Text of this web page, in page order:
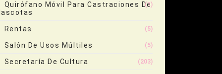
Quirófano Móvil Para Castraciones De
(1)
Rentas (5)
Salón De Usos Múltiles (5)
Secretaría De Cultura (203)